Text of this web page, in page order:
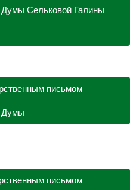
Думы Сельковой Галины
письмом
Думы
письмом